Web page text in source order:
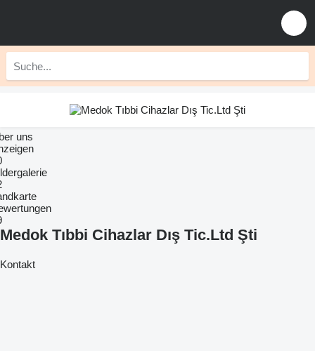
uns
Medok Tıbbi Cihazlar Dış Tic.Ltd Şti
Kontakt